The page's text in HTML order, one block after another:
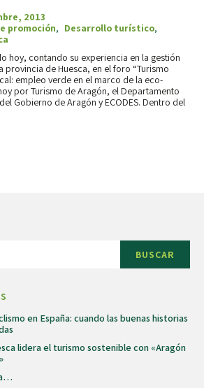
2013
promoción, Desarrollo turístico,
hoy, contando su experiencia en la gestión
provincia de Huesca, en el foro “Turismo
empleo verde en el marco de la eco-
por Turismo de Aragón, el Departamento
Gobierno de Aragón y ECODES. Dentro del
BUSCAR
en España: cuando las buenas historias
lidera el turismo sostenible con «Aragón